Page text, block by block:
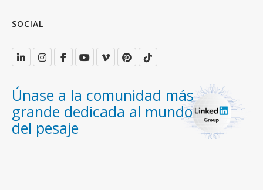
SOCIAL
Únase a la comunidad más
grande dedicada al mundo
del pesaje